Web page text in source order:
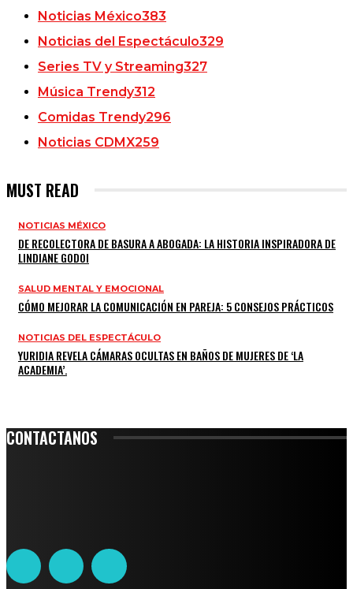
Noticias México383
Noticias del Espectáculo329
Series TV y Streaming327
Música Trendy312
Comidas Trendy296
Noticias CDMX259
MUST READ
NOTICIAS MÉXICO
DE RECOLECTORA DE BASURA A ABOGADA: LA HISTORIA INSPIRADORA DE
LINDIANE GODOI
SALUD MENTAL Y EMOCIONAL
CÓMO MEJORAR LA COMUNICACIÓN EN PAREJA: 5 CONSEJOS PRÁCTICOS
NOTICIAS DEL ESPECTÁCULO
YURIDIA REVELA CÁMARAS OCULTAS EN BAÑOS DE MUJERES DE ‘LA
ACADEMIA’.
CONTACTANOS